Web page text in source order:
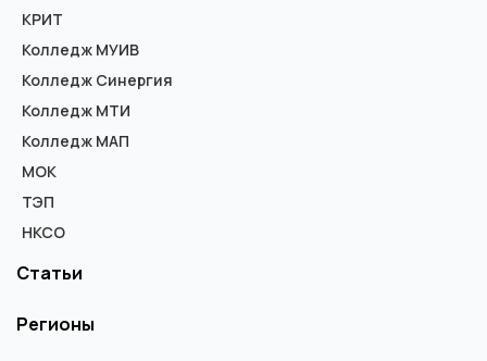
КРИТ
Колледж МУИВ
Колледж Синергия
Колледж МТИ
Колледж МАП
МОК
ТЭП
НКСО
Статьи
Регионы